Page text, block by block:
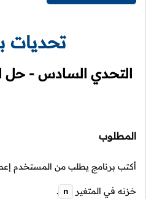
تحديات
التحدي السادس - حل
المطلوب
أكتب برنامج يطلب من المستخدم
خزنه في المتغير n
.